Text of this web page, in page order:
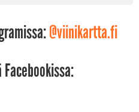
@viinikartta.fi